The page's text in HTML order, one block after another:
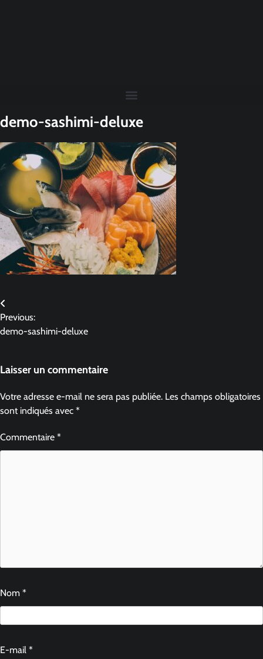
demo-sashimi-deluxe
Previous:
demo-sashimi-deluxe
Laisser un commentaire
Votre adresse e-mail ne sera pas publiée. Les champs obligatoires
sont indiqués avec *
Commentaire *
Nom *
E-mail *